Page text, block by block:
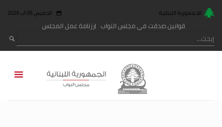
الجمهورية اللبنانية الخميس 06 آب 2026
قوانين صدقت في مجلس النواب رزنامة عمل المجلس